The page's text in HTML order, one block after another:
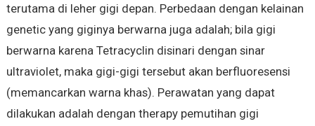
terutama di leher gigi depan. Perbedaan dengan kelainan
genetic yang giginya berwarna juga adalah; bila gigi
berwarna karena Tetracyclin disinari dengan sinar
ultraviolet, maka gigi-gigi tersebut akan berfluoresensi
(memancarkan warna khas). Perawatan yang dapat
dilakukan adalah dengan therapy pemutihan gigi